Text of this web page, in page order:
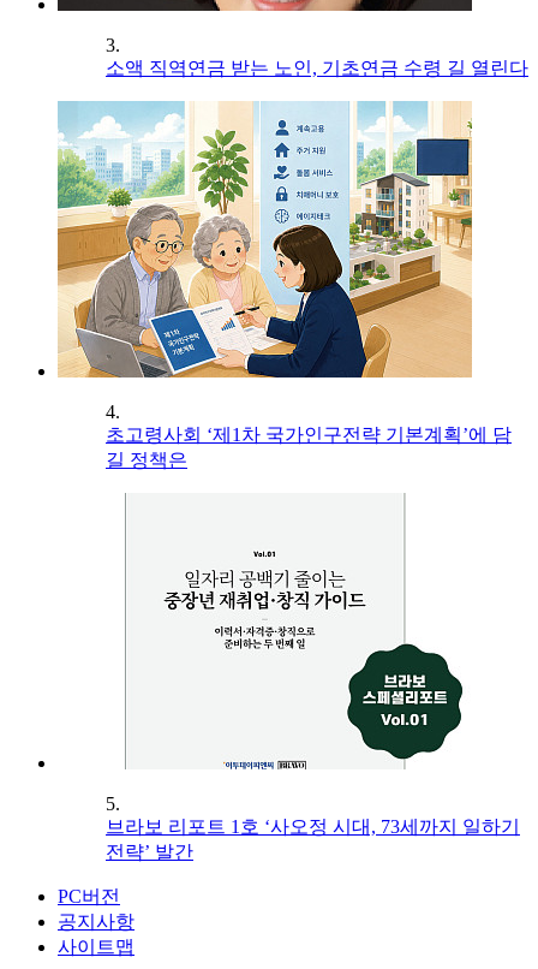
3.
소액 직역연금 받는 노인, 기초연금 수령 길 열린다
4.
초고령사회 ‘제1차 국가인구전략 기본계획’에 담
길 정책은
5.
브라보 리포트 1호 ‘사오정 시대, 73세까지 일하기
전략’ 발간
PC버전
공지사항
사이트맵